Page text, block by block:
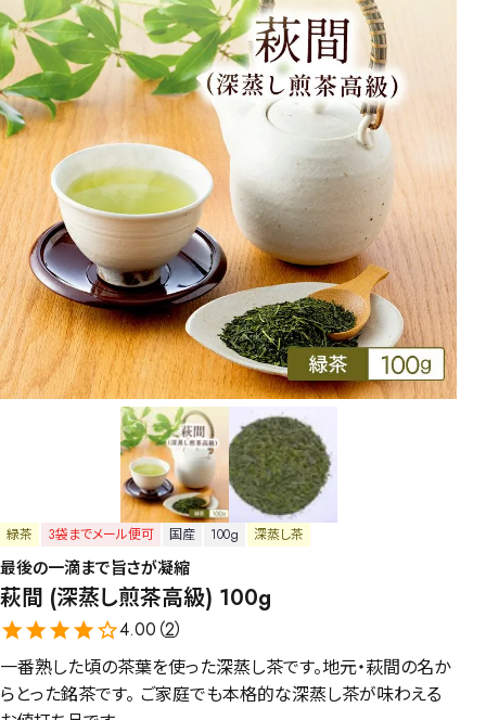
緑茶 3袋までメール便可 国産 100g 深蒸し茶
最後の一滴まで旨さが凝縮
萩間 (深蒸し煎茶高級) 100g
4.00（2）
一番熟した頃の茶葉を使った深蒸し茶です。地元・萩間の名か
らとった銘茶です。 ご家庭でも本格的な深蒸し茶が味わえる